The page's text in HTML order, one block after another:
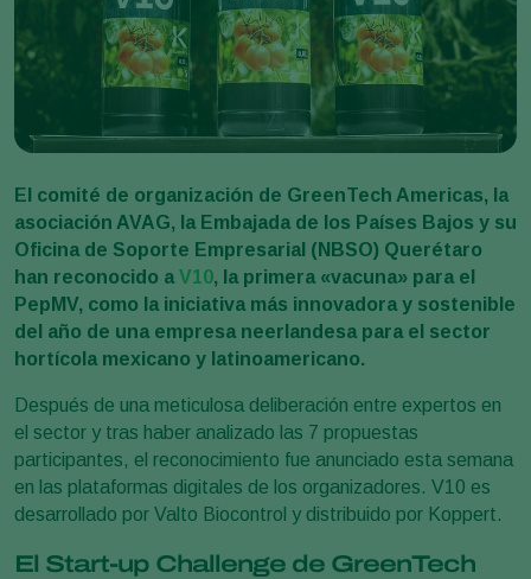
El comité de organización de GreenTech Americas, la
asociación AVAG, la Embajada de los Países Bajos y su
Oficina de Soporte Empresarial (NBSO) Querétaro
han reconocido a V10, la primera «vacuna» para el
PepMV, como la iniciativa más innovadora y sostenible
del año de una empresa neerlandesa para el sector
hortícola mexicano y latinoamericano.
Después de una meticulosa deliberación entre expertos en
el sector y tras haber analizado las 7 propuestas
participantes, el reconocimiento fue anunciado esta semana
en las plataformas digitales de los organizadores. V10 es
desarrollado por Valto Biocontrol y distribuido por Koppert.
El Start-up Challenge de GreenTech